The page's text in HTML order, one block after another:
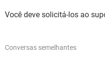
Você deve solicitá-los ao
Conversas semelhantes